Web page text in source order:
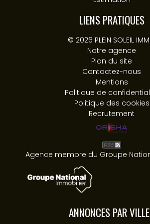
LIENS PRATIQUES
© 2026 PLEIN SOLEIL
Notre agence
Plan du site
Contactez-nous
Mentions
Politique de
Politique des cookies
Recrutement
Agence membre du Groupe
ANNONCES PAR